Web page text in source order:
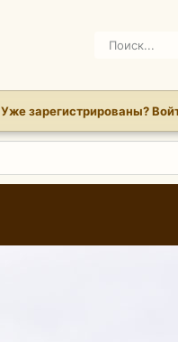
Уже зарегистрированы?